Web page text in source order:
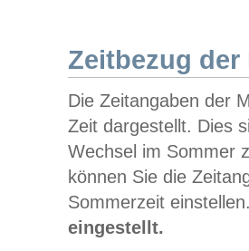
Zeitbezug der
Die Zeitangaben der
Zeit dargestellt. Dies
Wechsel im Sommer
können Sie die
Sommerzeit
eingestellt.